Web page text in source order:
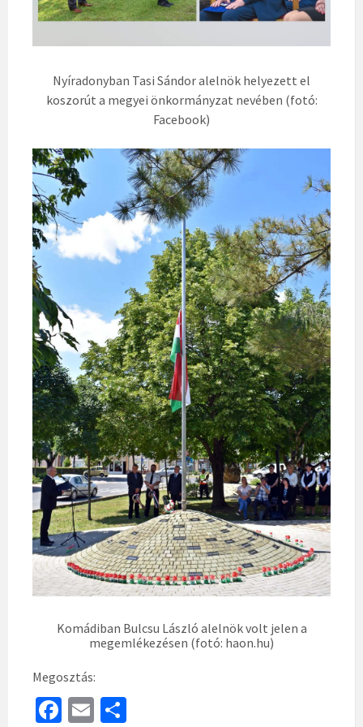
Nyíradonyban Tasi Sándor alelnök helyezett el
koszorút a megyei önkormányzat nevében (fotó:
Facebook)
Komádiban Bulcsu László alelnök volt jelen a
megemlékezésen (fotó: haon.hu)
Megosztás:
Fa E